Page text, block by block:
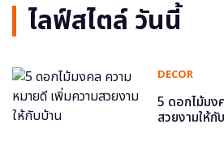
ไลฟ์สไตล์ วันนี้
DECOR
5 ดอกไม้มง
สวยงามให้กั